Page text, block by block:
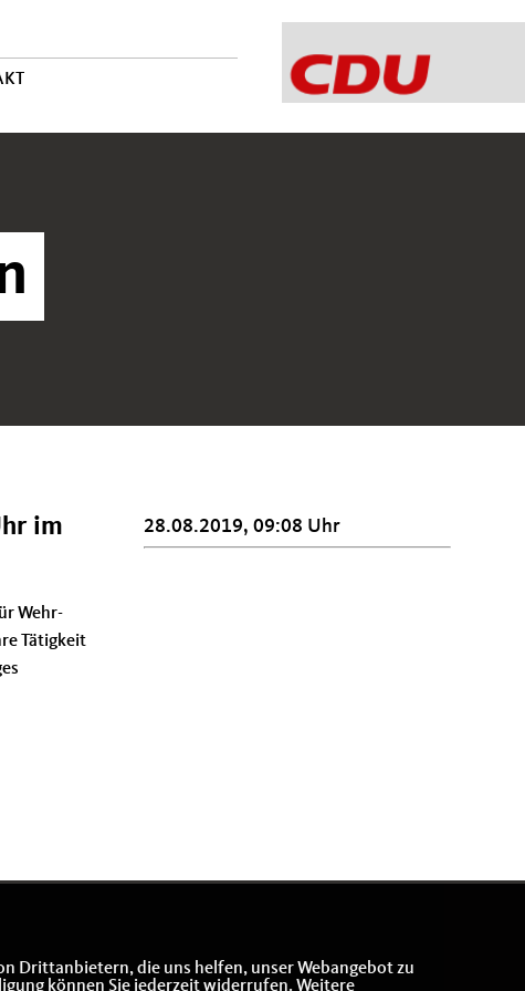
im
Wehr-
Tätigkeit
28.08.2019, 09:08 Uhr
Drittanbietern, die uns helfen, unser Webangebot zu
können Sie jederzeit widerrufen. Weitere